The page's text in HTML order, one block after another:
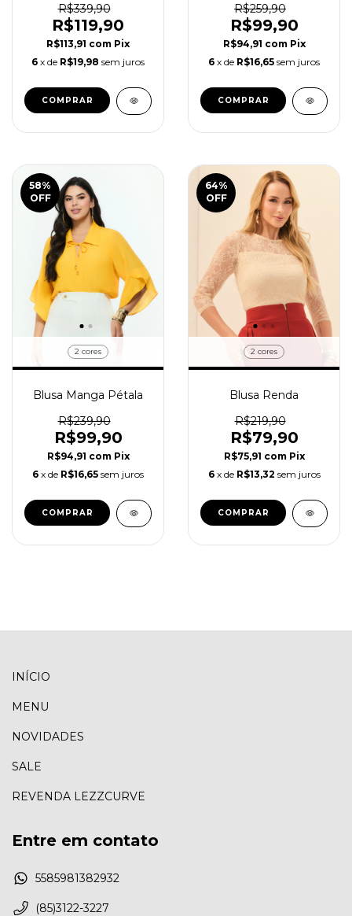
R$339,90
R$119,90
R$113,91 com Pix
6 x de R$19,98 sem juros
COMPRAR
R$259,90
R$99,90
R$94,91 com Pix
6 x de R$16,65 sem juros
COMPRAR
58%
OFF
2 cores
Blusa Manga Pétala
R$239,90
R$99,90
R$94,91 com Pix
6 x de R$16,65 sem juros
COMPRAR
64%
OFF
2 cores
Blusa Renda
R$219,90
R$79,90
R$75,91 com Pix
6 x de R$13,32 sem juros
COMPRAR
INÍCIO
MENU
NOVIDADES
SALE
REVENDA LEZZCURVE
Entre em contato
5585981382932
(85)3122-3227